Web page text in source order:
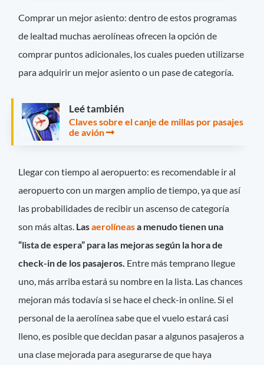
Comprar un mejor asiento: dentro de estos programas
de lealtad muchas aerolíneas ofrecen la opción de
comprar puntos adicionales, los cuales pueden utilizarse
para adquirir un mejor asiento o un pase de categoría.
Leé también
Claves sobre el canje de millas por pasajes
de avión
Llegar con tiempo al aeropuerto: es recomendable ir al
aeropuerto con un margen amplio de tiempo, ya que así
las probabilidades de recibir un ascenso de categoría
son más altas. Lasaerolíneasa menudo tienen una
“lista de espera” para las mejoras según la hora de
check-in de los pasajeros. Entre más temprano llegue
uno, más arriba estará su nombre en la lista. Las chances
mejoran más todavía si se hace el check-in online. Si el
personal de la aerolínea sabe que el vuelo estará casi
lleno, es posible que decidan pasar a algunos pasajeros a
una clase mejorada para asegurarse de que haya